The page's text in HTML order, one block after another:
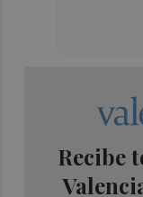
Recibe